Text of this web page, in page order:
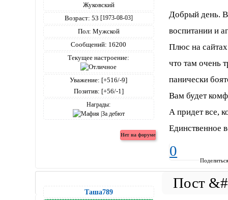
Жуковский
Возраст: 53 [1973-08-03]
Пол: Мужской
Сообщений: 16200
Текущее настроение:
Уважение: [+516/-9]
Позитив: [+56/-1]
Награды:
Добрый день.
воспитании и
Плюс на
что там очень
панически
Вам будет
А придет все,
Единственное
0
Таша789